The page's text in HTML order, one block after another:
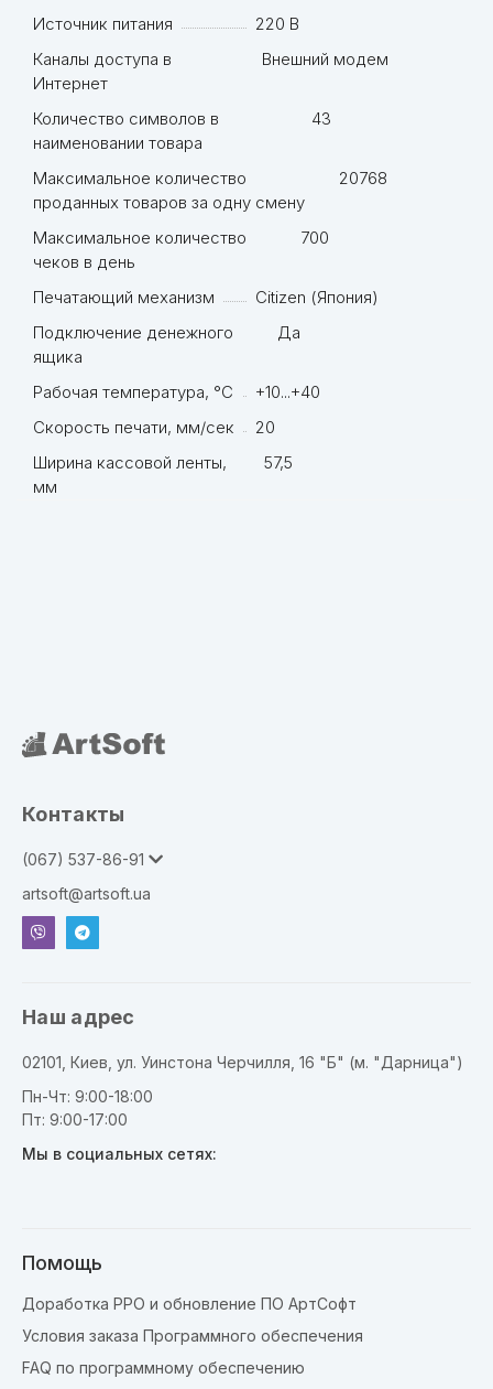
Источник питания
220 В
Каналы доступа в
Интернет
Внешний модем
Количество символов в
наименовании товара
43
Максимальное количество
проданных товаров за одну смену
20768
Максимальное количество
чеков в день
700
Печатающий механизм
Citizen (Япония)
Подключение денежного
ящика
Да
Рабочая температура, °С
+10...+40
Скорость печати, мм/сек
20
Ширина кассовой ленты,
мм
57,5
Контакты
(067) 537-86-91
artsoft@artsoft.ua
Наш адрес
02101, Киев, ул. Уинстона Черчилля, 16 "Б" (м. "Дарница")
Пн-Чт: 9:00-18:00
Пт: 9:00-17:00
Мы в социальных сетях:
Помощь
Доработка РРО и обновление ПО АртСофт
Условия заказа Программного обеспечения
FAQ по программному обеспечению